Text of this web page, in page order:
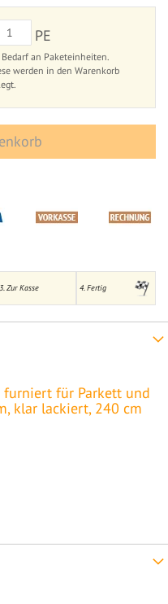
3. Zur Kasse 4. Fertig
PE
an Paketeinheiten.
werden in den Warenkorb
für Parkett und
klar lackiert, 240 cm